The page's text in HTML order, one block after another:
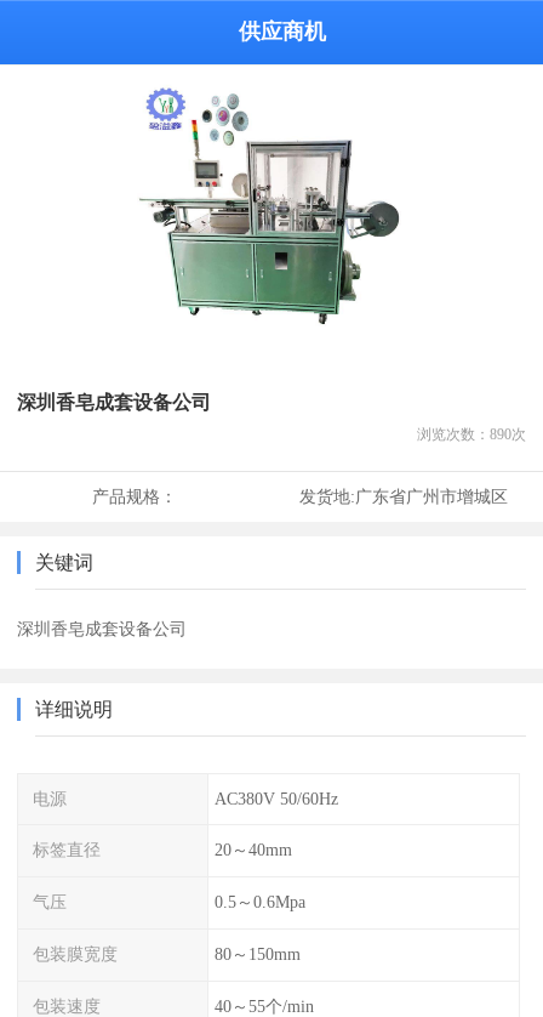
供应商机
深圳香皂成套设备公司
浏览次数： 890次
产品规格： 发货地:广东省广州市增城区
关键词
深圳香皂成套设备公司
详细说明
电源 AC380V 50/60Hz
标签直径 20～40mm
气压 0.5～0.6Mpa
包装膜宽度 80～150mm
包装速度 40～55个/min